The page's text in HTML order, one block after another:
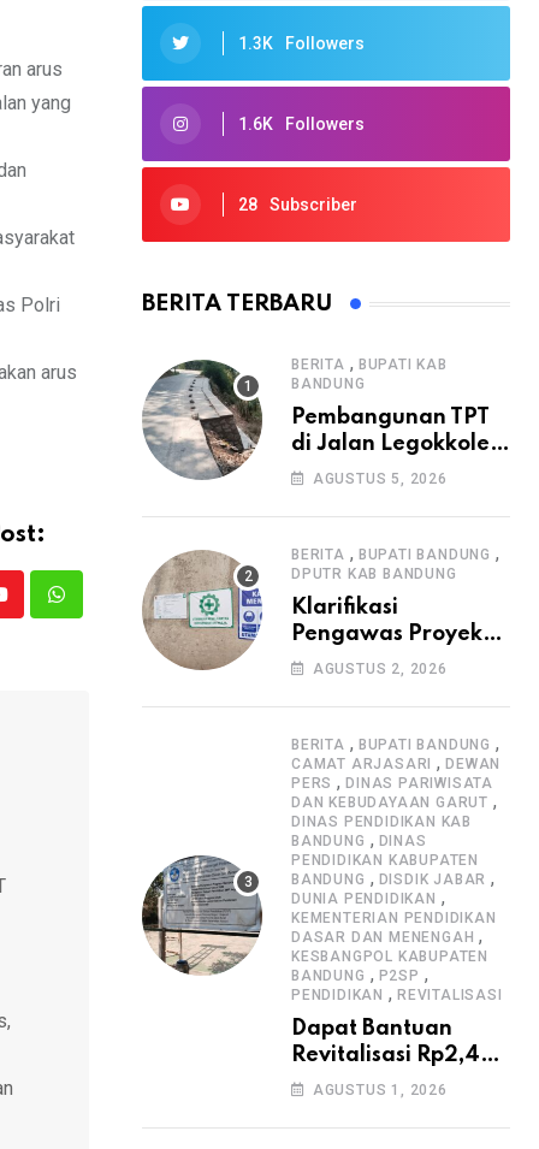
arus
yang
Polri
arus
Whatsapp
1.3K Followers
1.6K Followers
28 Subscriber
BERITA TERBARU
BERITA , BUPATI KAB
BANDUNG
Pembangunan TPT
di Jalan Legokkole
Rawabogo Disorot
Tanpa Papan
Informasi Proyek
AGUSTUS 5, 2026
BERITA , BUPATI BANDUNG ,
DPUTR KAB BANDUNG
Klarifikasi
Pengawas Proyek
Citiis Terkait
Pengawasan K3
AGUSTUS 2, 2026
BERITA , BUPATI BANDUNG ,
CAMAT ARJASARI ,DEWAN
PERS ,DINAS PARIWISATA
DAN KEBUDAYAAN GARUT ,
DINAS PENDIDIKAN KAB
BANDUNG , DINAS
PENDIDIKAN KABUPATEN
BANDUNG , DISDIK JABAR ,
DUNIA PENDIDIKAN ,
KEMENTERIAN PENDIDIKAN
DASAR DAN MENENGAH ,
KESBANGPOL KABUPATEN
BANDUNG , P2SP ,
PENDIDIKAN , REVITALISASI
Dapat Bantuan
Revitalisasi Rp2,4
Miliar, SMPN 1
Masyarakat Sambut
AGUSTUS 1, 2026